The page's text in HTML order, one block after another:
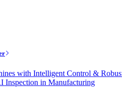
with Intelligent Control &
Inspection in Manufacturing